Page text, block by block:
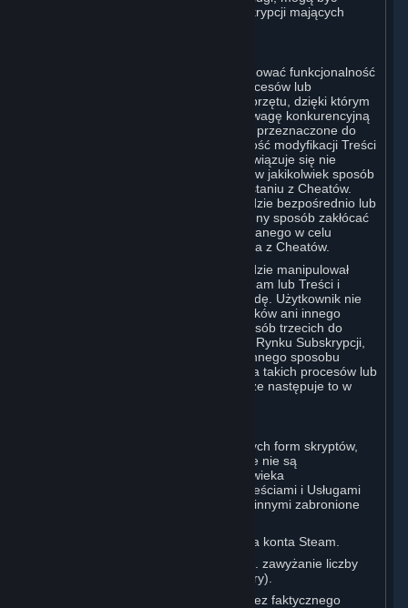
również wskazane w Warunkach Subskrypcji mających
Steam oraz Treści i Usługi mogą obejmować funkcjonalność
zaprojektowaną w celu identyfikacji procesów lub
funkcjonalności oprogramowania lub sprzętu, dzięki którym
gracze mogą uzyskać nieuczciwą przewagę konkurencyjną
podczas grania w wersje Treści i Usług przeznaczone do
rozgrywek wieloosobowych lub możliwość modyfikacji Treści
i Usług (tzw. Cheaty). Użytkownik zobowiązuje się nie
tworzyć Cheatów oraz nie wspomagać w jakikolwiek sposób
osób trzecich przy tworzeniu lub korzystaniu z Cheatów.
Użytkownik zobowiązuje się, że nie będzie bezpośrednio lub
pośrednio wyłączać, obchodzić lub w inny sposób zakłócać
działania oprogramowania zaprojektowanego w celu
zapobiegania lub zgłaszania korzystania z Cheatów.
Użytkownik zobowiązuje się, że nie będzie manipulował
procesami uruchamiania i działania Steam lub Treści i
Usług, chyba że Valve wyrazi na to zgodę. Użytkownik nie
może korzystać z Cheatów, modów, haków ani innego
nieautoryzowanego oprogramowania osób trzecich do
modyfikowania jakiegokolwiek procesu Rynku Subskrypcji,
procesu tworzenia konta Steam bądź innego sposobu
interakcji z procesami lub kontrolowania takich procesów lub
interfejsu Treści i Usług Steam, chyba że następuje to w
Użytkownikowi nie wolno używać żadnych form skryptów,
botów, makr ani innych systemów, które nie są
kontrolowane bezpośrednio przez człowieka
(„Automatyzacja”) w celu interakcji z Treściami i Usługami
Steam w żaden sposób, w tym między innymi zabronione
Automatyzowanie procesu tworzenia konta Steam.
Fałszowanie statystyk rozgrywki (np. zawyżanie liczby
zwycięstw lub porażek, PD, czasu gry).
Zdobywanie nagród lub postępów bez faktycznego